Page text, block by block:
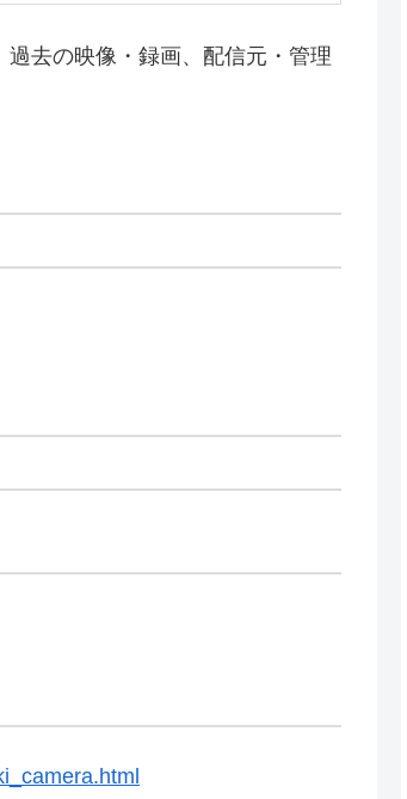
去の映像・録画、配信元・管理